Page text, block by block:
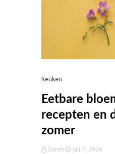
Keuken
Eetbare
recepten en
zomer
Sarah juli 7, 2026